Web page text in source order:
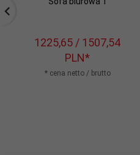
1225,65 / 1507,54
PLN*
* cena netto / brutto